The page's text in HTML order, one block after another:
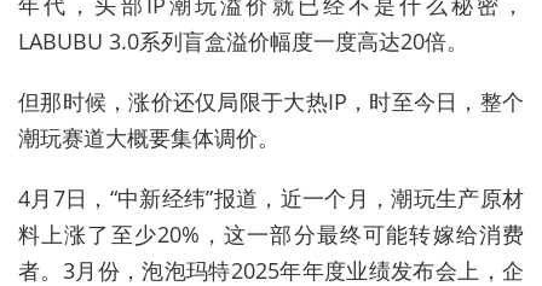
LABUBU 3.0系列盲盒溢价幅度一度高达20倍。
但那时候，涨价还仅局限于大热IP，时至今日，整个
潮玩赛道大概要集体调价。
4月7日，“中新经纬”报道，近一个月，潮玩生产原材
料上涨了至少20%，这一部分最终可能转嫁给消费
者。3月份，泡泡玛特2025年年度业绩发布会上，企